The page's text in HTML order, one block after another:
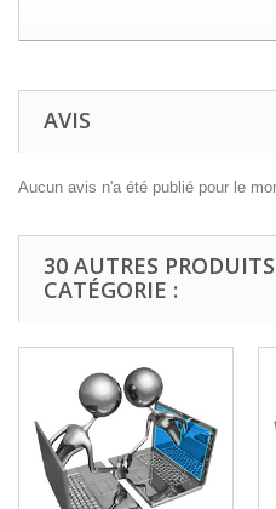
AVIS
Aucun avis n'a été publié pour le
30 AUTRES
CATÉGORIE :